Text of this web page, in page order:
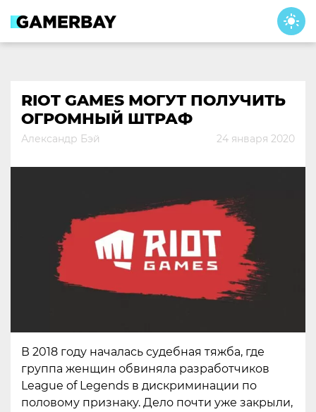
content
RIOT GAMES МОГУТ ПОЛУЧИТЬ
ОГРОМНЫЙ ШТРАФ
Александр Бэй 24 января 2020
В 2018 году началась судебная тяжба, где
группа женщин обвиняла разработчиков
League of Legends в дискриминации по
половому признаку. Дело почти уже закрыли,